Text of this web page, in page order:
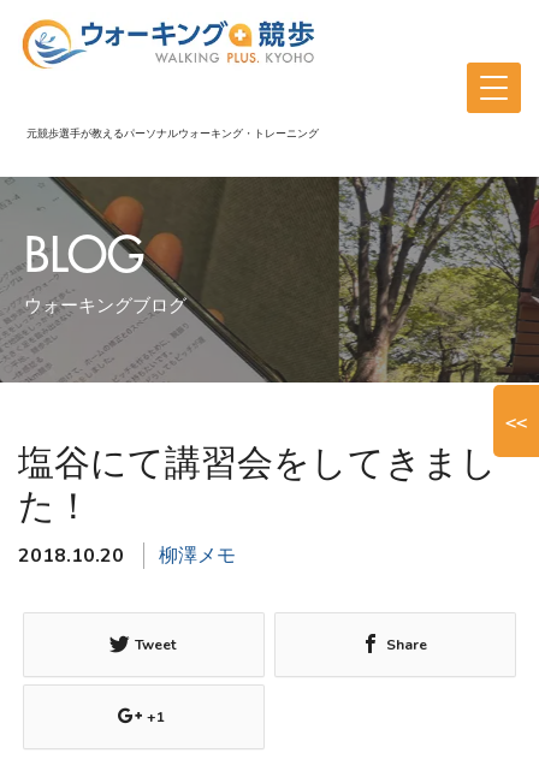
元競歩選手が教えるパーソナルウォーキング・トレーニング
BLOG
ウォーキングブログ
塩谷にて講習会をしてきまし
た！
2018.10.20 柳澤メモ
Tweet Share
+1
<<